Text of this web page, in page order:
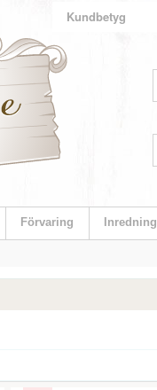
Kundbetyg
Förvaring Inredning